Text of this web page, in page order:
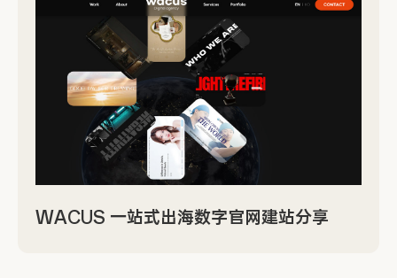
WACUS 一站式出海数字官网建站分享